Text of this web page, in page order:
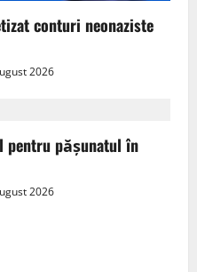
conturi neonaziste
2026
pentru pășunatul în
2026